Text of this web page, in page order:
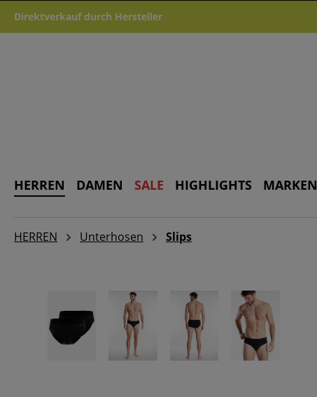
Hauptinhalt springen
Zur Suche springen
Zur Hauptnavigation springen
Direktverkauf durch Hersteller
HERREN DAMEN SALE HIGHLIGHTS MARKEN
HERREN Unterhosen Slips